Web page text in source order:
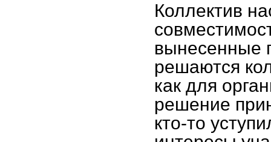
Коллектив
вынесенные
решаются
как для
решение
кто-то